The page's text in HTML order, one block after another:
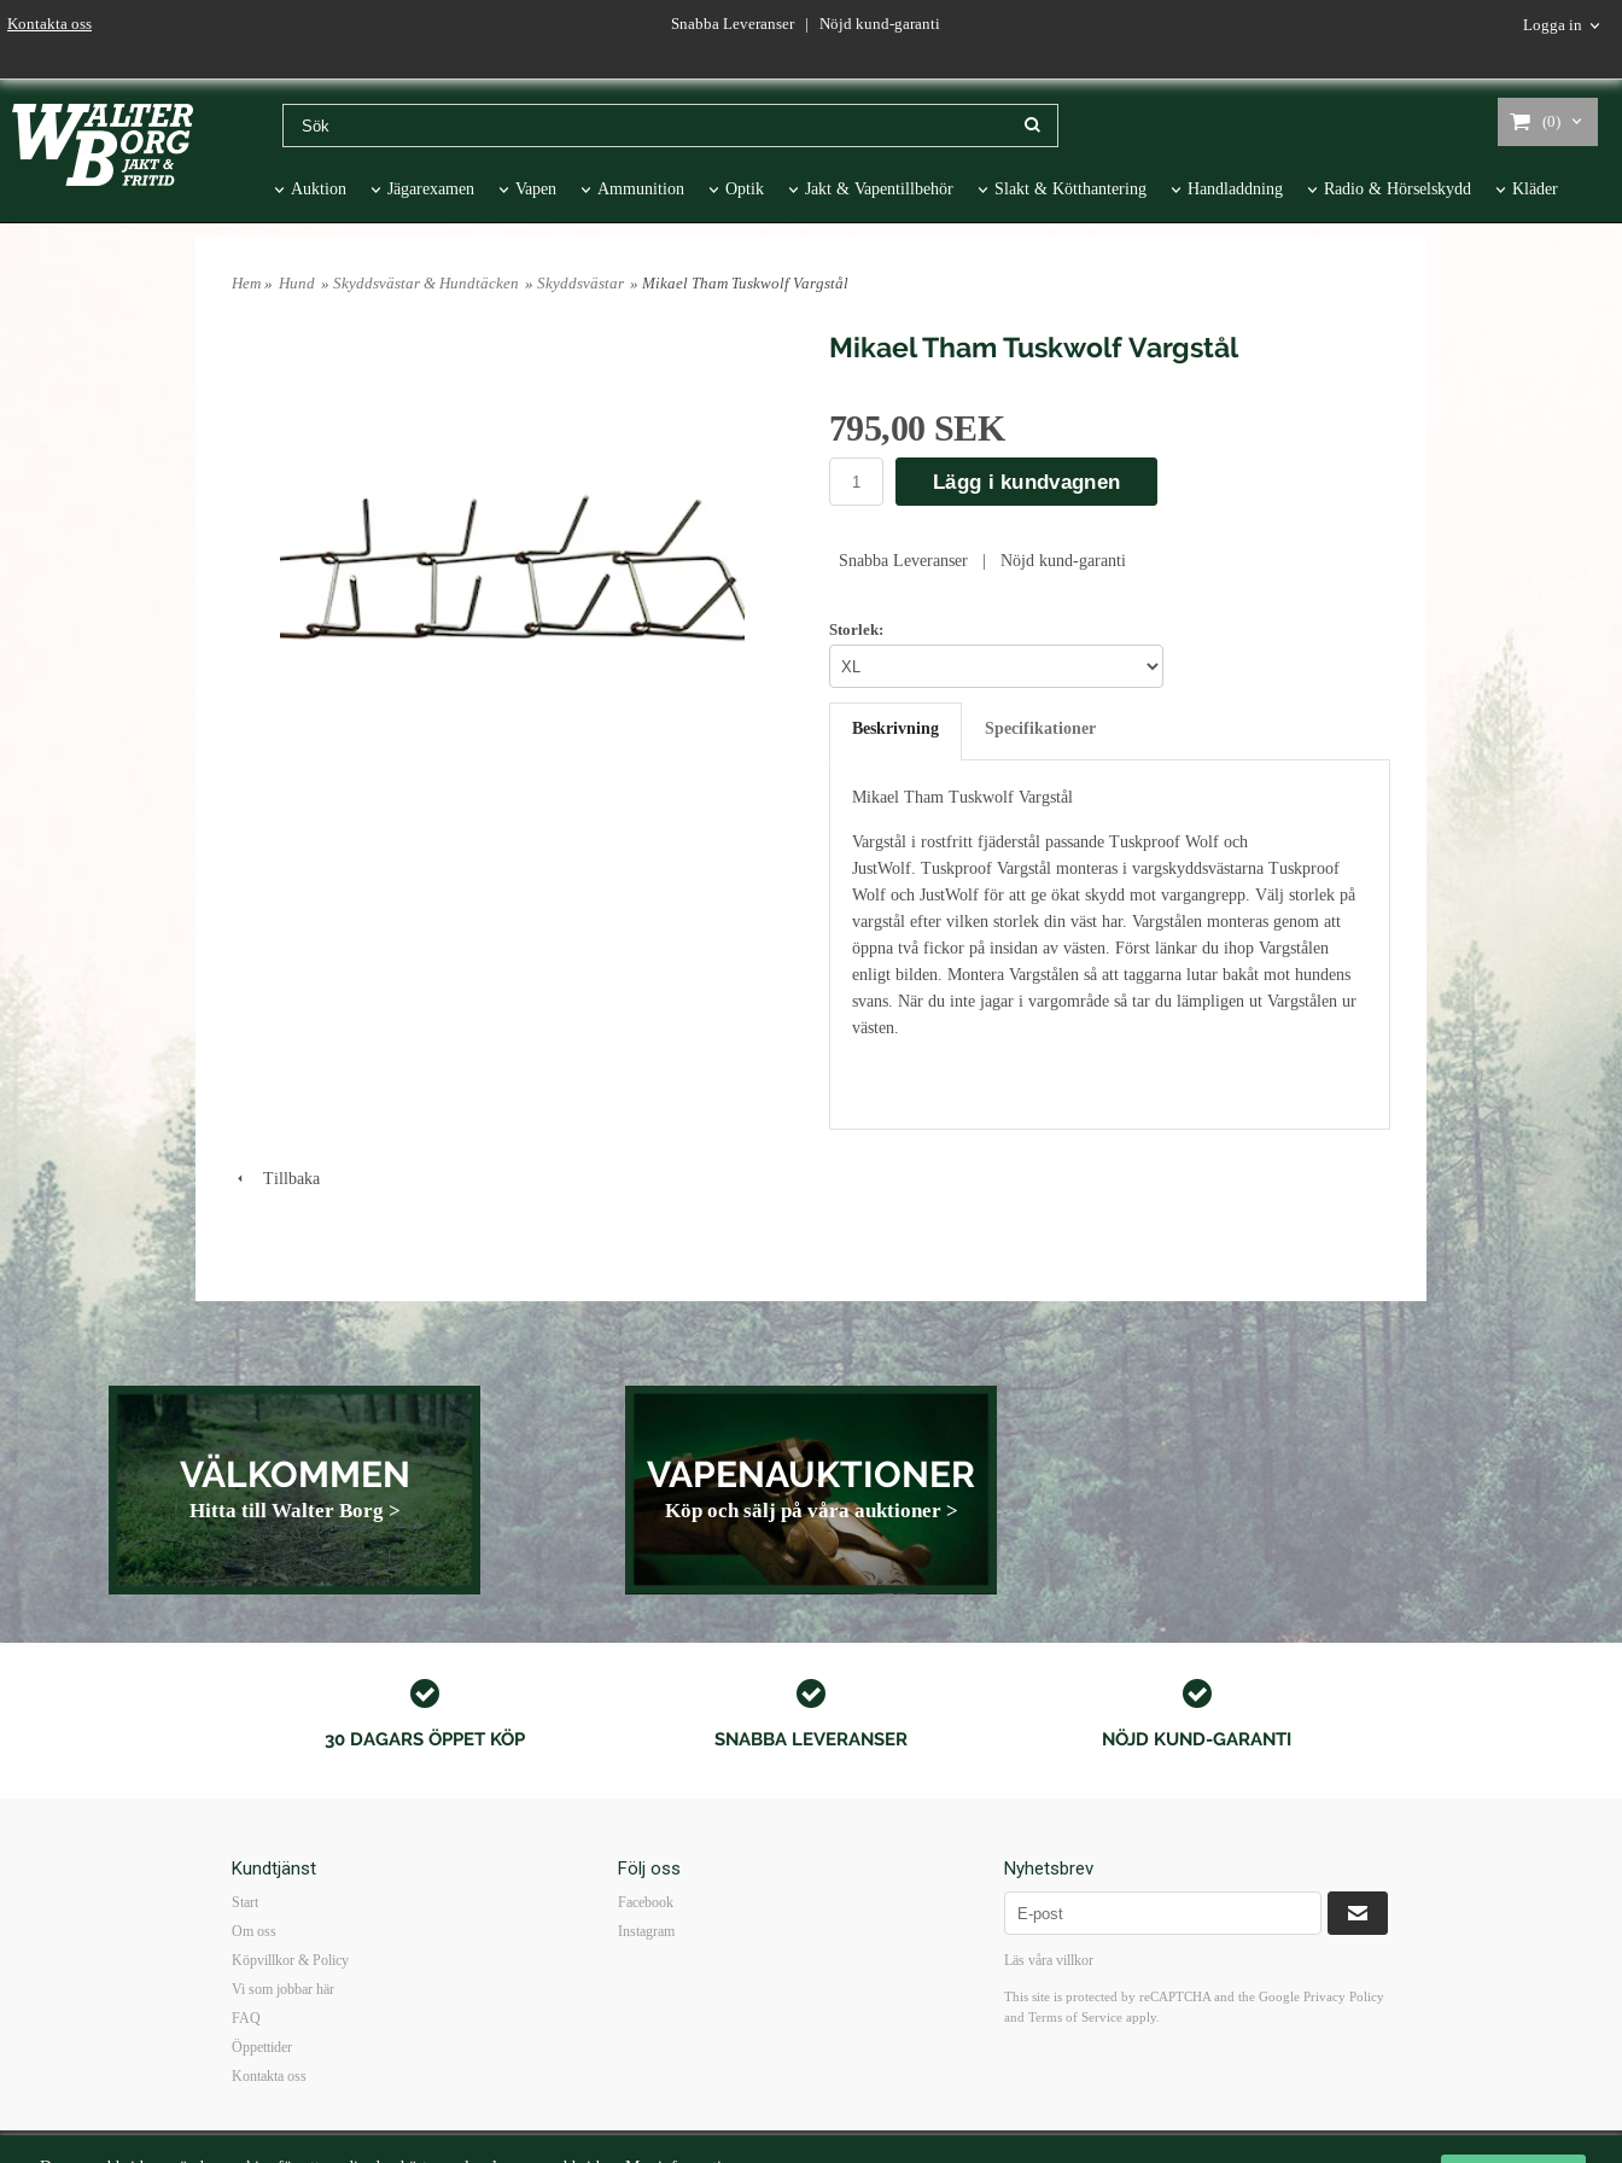
Kontakta oss Snabba Leveranser | Nöjd kund-garanti Logga in
(0)
Auktion Jägarexamen Vapen Ammunition Optik Jakt & Vapentillbehör Slakt & Kötthantering Handladdning Radio & Hörselskydd Kläder
Hem » Hund » Skyddsvästar & Hundtäcken » Skyddsvästar » Mikael Tham Tuskwolf Vargstål
Mikael Tham Tuskwolf Vargstål
795,00 SEK
Lägg i kundvagnen
Snabba Leveranser | Nöjd kund-garanti
Storlek:
Beskrivning Specifikationer
Mikael Tham Tuskwolf Vargstål
Vargstål i rostfritt fjäderstål passande Tuskproof Wolf och
JustWolf. Tuskproof Vargstål monteras i vargskyddsvästarna Tuskproof
Wolf och JustWolf för att ge ökat skydd mot vargangrepp. Välj storlek på
vargstål efter vilken storlek din väst har. Vargstålen monteras genom att
öppna två fickor på insidan av västen. Först länkar du ihop Vargstålen
enligt bilden. Montera Vargstålen så att taggarna lutar bakåt mot hundens
svans. När du inte jagar i vargområde så tar du lämpligen ut Vargstålen ur
västen.
Tillbaka
VÄLKOMMEN
Hitta till Walter Borg >
VAPENAUKTIONER
Köp och sälj på våra auktioner >
30 DAGARS ÖPPET KÖP SNABBA LEVERANSER NÖJD KUND-GARANTI
Kundtjänst
Start
Om oss
Köpvillkor & Policy
Vi som jobbar här
FAQ
Öppettider
Kontakta oss
Följ oss
Facebook
Instagram
Nyhetsbrev
Läs våra villkor
This site is protected by reCAPTCHA and the Google Privacy Policy
and Terms of Serviceapply.